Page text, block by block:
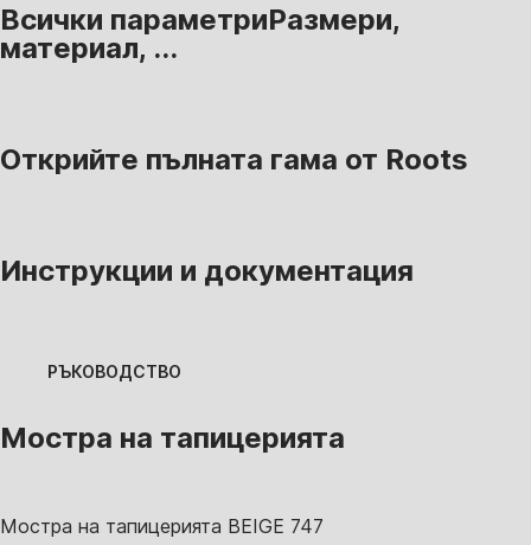
Всички параметриРазмери,
материал, ...
Открийте пълната гама от Roots
Инструкции и документация
РЪКОВОДСТВО
Мостра на тапицерията
Мостра на тапицерията BEIGE 747